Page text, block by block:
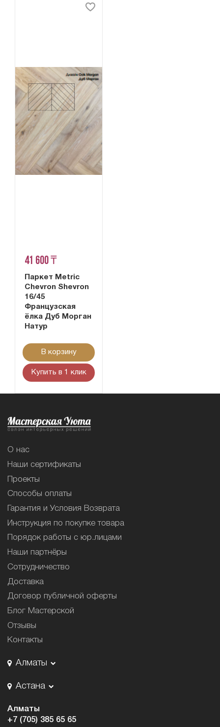
41 600 ₸
Паркет Metric
Chevron Shevron
16/45
Французская
ёлка Дуб Морган
Натур
В корзину
Купить в 1 клик
О нас
Наши сертификаты
Проекты
Способы оплаты
Гарантия и Условия Возврата
Инструкция по покупке товара
Порядок работы с юр.лицами
Наши партнёры
Сотрудничество
Доставка
Договор публичной оферты
Блог Мастерской
Отзывы
Контакты
Алматы
Астана
Алматы
+7 (705) 385 65 65